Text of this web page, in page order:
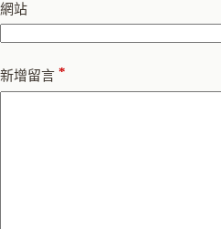
網站
新增留言 *